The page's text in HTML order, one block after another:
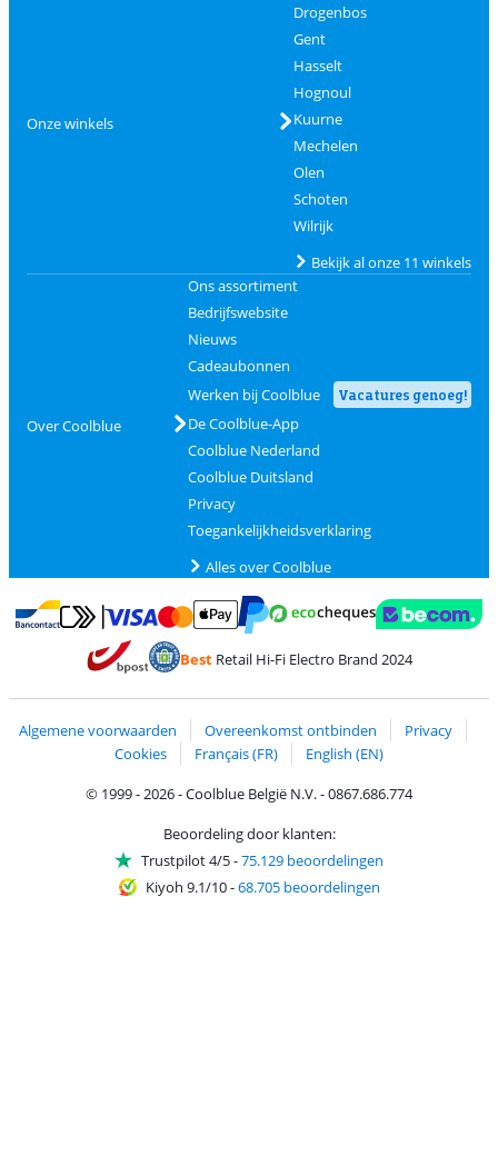
Onze winkels
Drogenbos
Gent
Hasselt
Hognoul
Kuurne
Mechelen
Olen
Schoten
Wilrijk
Bekijk al onze 11 winkels
Over Coolblue
Ons assortiment
Bedrijfswebsite
Nieuws
Cadeaubonnen
Werken bij Coolblue
Vacatures genoeg!
De Coolblue-App
Coolblue Nederland
Coolblue Duitsland
Privacy
Toegankelijkheidsverklaring
Alles over Coolblue
Betalen met Bancontact
Betalen met MasterCard en Visa via ClickToPay
Betalen met PayPal
BestRetail Hi-Fi Electro Brand 2024
Algemene voorwaarden Overeenkomst ontbinden
Privacy
Cookies
Français (FR)
English (EN)
© 1999 - 2026 - Coolblue België N.V. - 0867.686.774
Beoordeling door klanten:
Trustpilot 4/5-75.129 beoordelingen
Kiyoh 9.1/10-68.705 beoordelingen